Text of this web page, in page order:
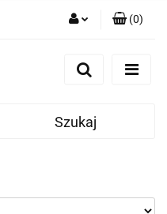
Zaloguj się
Zgody cookies
(0)
Szukaj